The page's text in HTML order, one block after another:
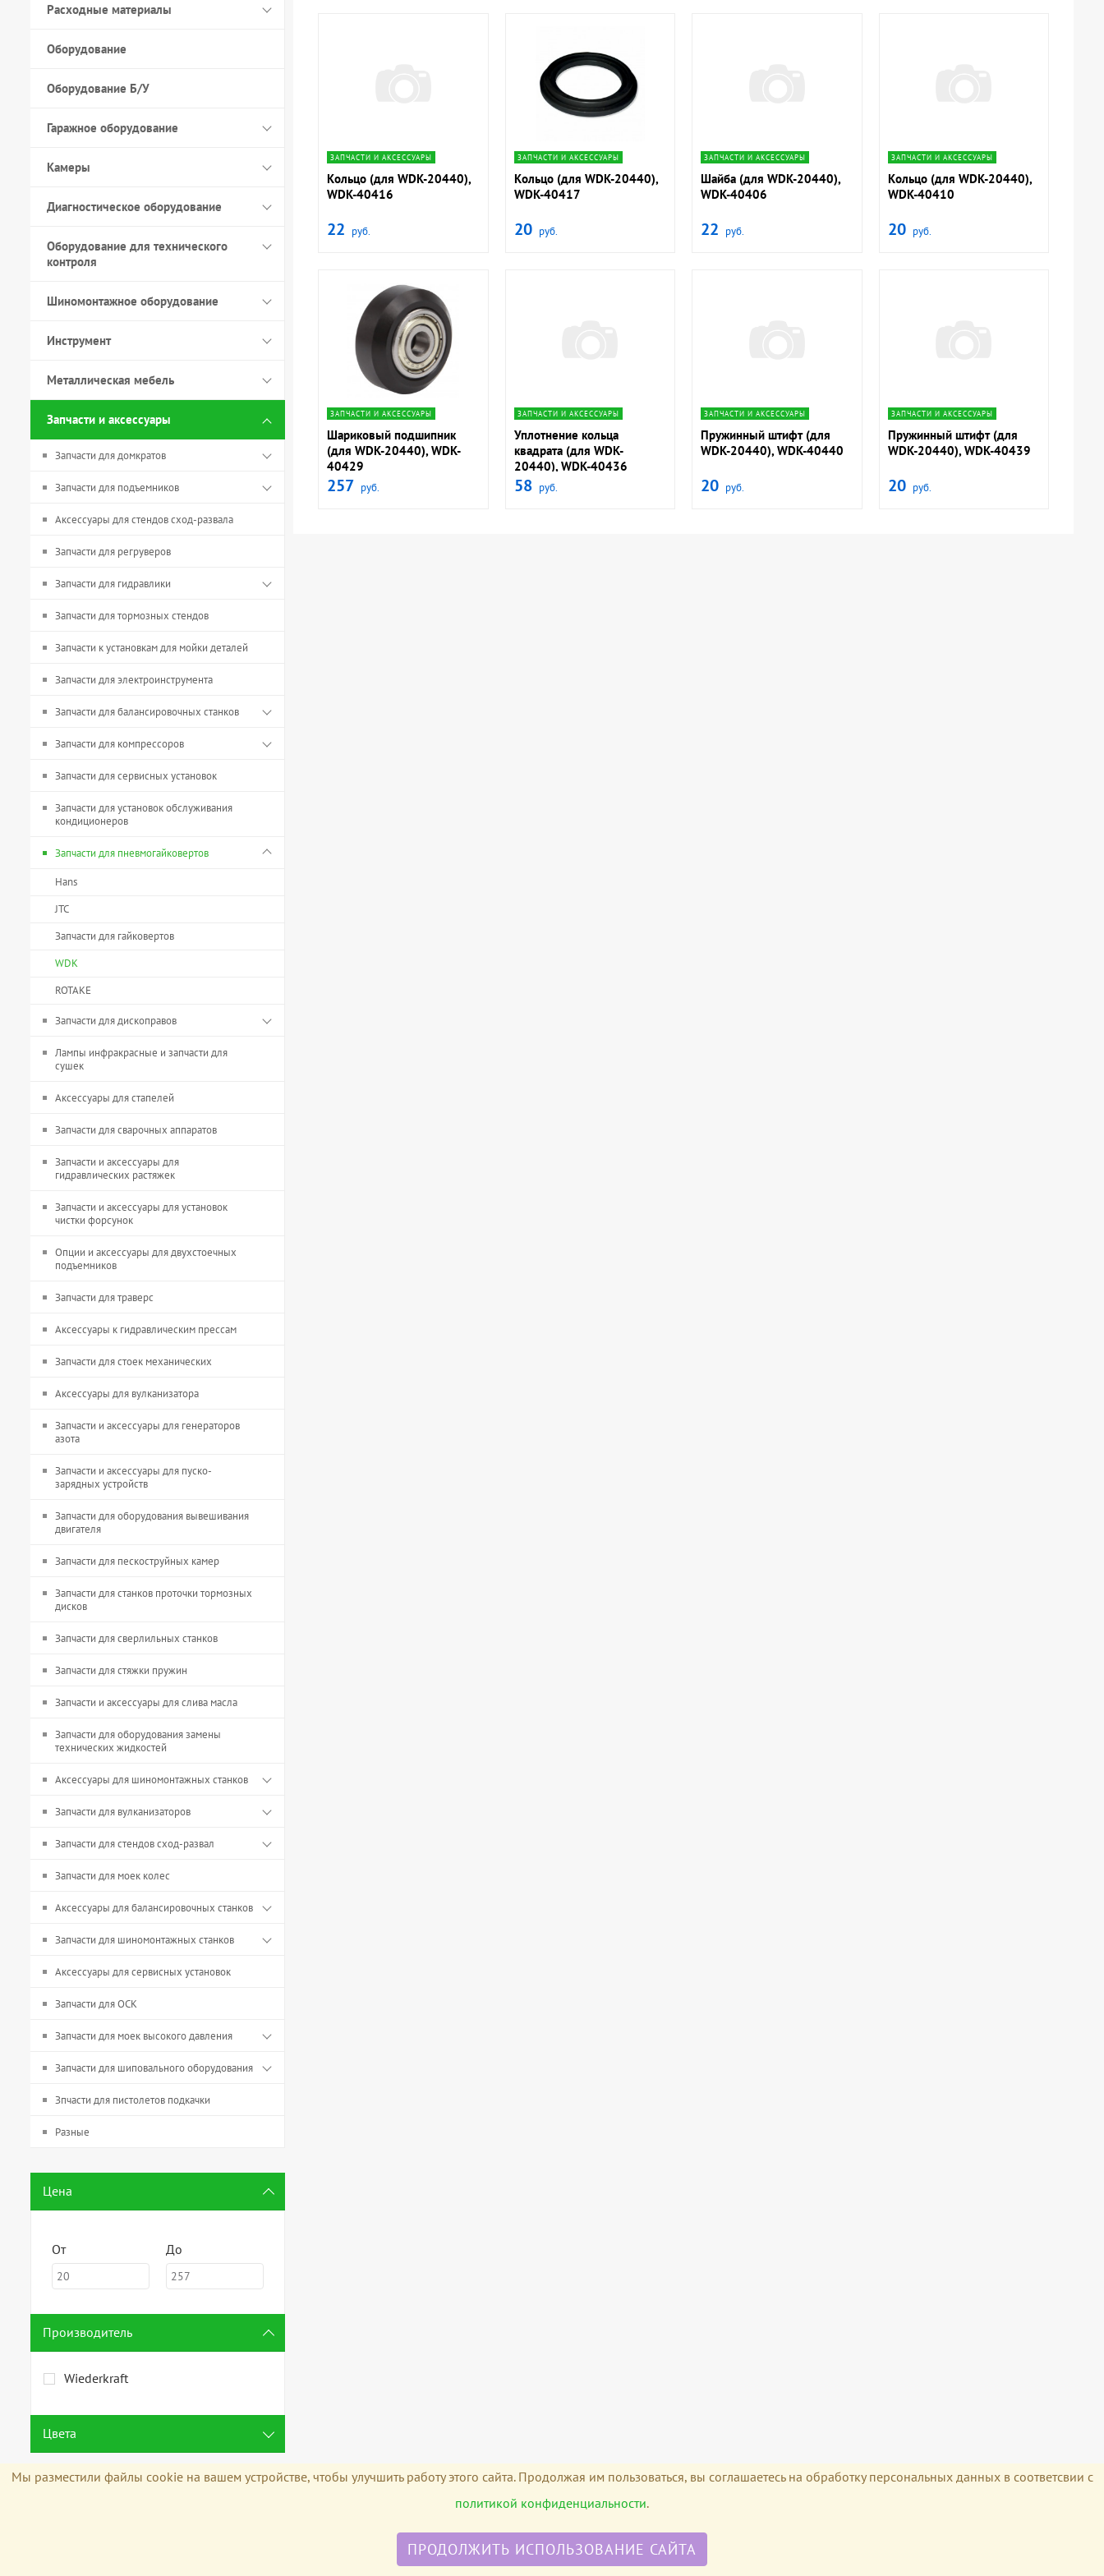
Расходные материалы
Оборудование
Оборудование Б/У
Гаражное оборудование
Камеры
Диагностическое оборудование
Оборудование для технического
контроля
Шиномонтажное оборудование
Инструмент
Металлическая мебель
Запчасти и аксессуары
Запчасти для домкратов
Запчасти для подъемников
Аксессуары для стендов сход-развала
Запчасти для регруверов
Запчасти для гидравлики
Запчасти для тормозных стендов
Запчасти к установкам для мойки деталей
Запчасти для электроинструмента
Запчасти для балансировочных станков
Запчасти для компрессоров
Запчасти для сервисных установок
Запчасти для установок обслуживания
кондиционеров
Запчасти для пневмогайковертов
Hans
JTC
Запчасти для гайковертов
WDK
ROTAKE
Запчасти для дископравов
Лампы инфракрасные и запчасти для
сушек
Аксессуары для стапелей
Запчасти для сварочных аппаратов
Запчасти и аксессуары для
гидравлических растяжек
Запчасти и аксессуары для установок
чистки форсунок
Опции и аксессуары для двухстоечных
подъемников
Запчасти для траверс
Аксессуары к гидравлическим прессам
Запчасти для стоек механических
Аксессуары для вулканизатора
Запчасти и аксессуары для генераторов
азота
Запчасти и аксессуары для пуско-
зарядных устройств
Запчасти для оборудования вывешивания
двигателя
Запчасти для пескоструйных камер
Запчасти для станков проточки тормозных
дисков
Запчасти для сверлильных станков
Запчасти для стяжки пружин
Запчасти и аксессуары для слива масла
Запчасти для оборудования замены
технических жидкостей
Аксессуары для шиномонтажных станков
Запчасти для вулканизаторов
Запчасти для стендов сход-развал
Запчасти для моек колес
Аксессуары для балансировочных станков
Запчасти для шиномонтажных станков
Аксессуары для сервисных установок
Запчасти для ОСК
Запчасти для моек высокого давления
Запчасти для шиповального оборудования
Зпчасти для пистолетов подкачки
Разные
Цена
От До
Производитель
Wiederkraft
Цвета
ЗАПЧАСТИ И АКСЕССУАРЫ
Кольцо (для WDK-20440),
WDK-40416
22 руб.
ЗАПЧАСТИ И АКСЕССУАРЫ
Кольцо (для WDK-20440),
WDK-40417
20 руб.
ЗАПЧАСТИ И АКСЕССУАРЫ
Шайба (для WDK-20440),
WDK-40406
22 руб.
ЗАПЧАСТИ И АКСЕССУАРЫ
Кольцо (для WDK-20440),
WDK-40410
20 руб.
ЗАПЧАСТИ И АКСЕССУАРЫ
Шариковый подшипник
(для WDK-20440), WDK-
40429
257 руб.
ЗАПЧАСТИ И АКСЕССУАРЫ
Уплотнение кольца
квадрата (для WDK-
20440), WDK-40436
58 руб.
ЗАПЧАСТИ И АКСЕССУАРЫ
Пружинный штифт (для
WDK-20440), WDK-40440
20 руб.
ЗАПЧАСТИ И АКСЕССУАРЫ
Пружинный штифт (для
WDK-20440), WDK-40439
20 руб.
Мы разместили файлы cookie на вашем устройстве, чтобы улучшить работу этого сайта. Продолжая им пользоваться, вы соглашаетесь на обработку персональных данных в соответсвии с
политикой конфиденциальности.
ПРОДОЛЖИТЬ ИСПОЛЬЗОВАНИЕ САЙТА